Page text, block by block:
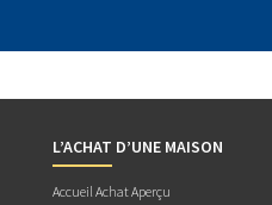
L’ACHAT D’UNE MAISON
Accueil Achat Aperçu